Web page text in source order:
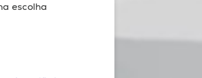
escolha